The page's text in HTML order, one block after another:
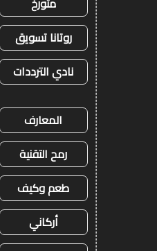
روتانا تسويق
نادي الترددات
المعارف
رمح التقنية
طعم وكيف
أركاني